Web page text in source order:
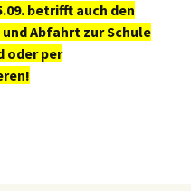
betrifft auch den
Abfahrt zur Schule
oder per